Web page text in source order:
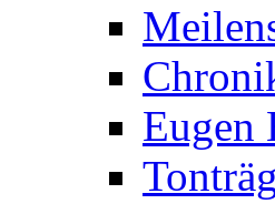
Eugen